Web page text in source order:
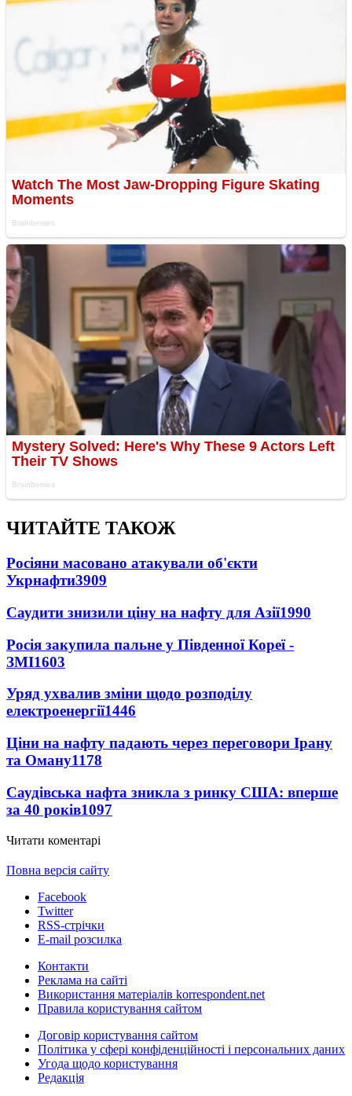
ЧИТАЙТЕ ТАКОЖ
Росіяни масовано атакували об'єкти
Укрнафти3909
Саудити знизили ціну на нафту для Азії1990
Росія закупила пальне у Південної Кореї -
ЗМІ1603
Уряд ухвалив зміни щодо розподілу
електроенергії1446
Ціни на нафту падають через переговори Ірану
та Оману1178
Саудівська нафта зникла з ринку США: вперше
за 40 років1097
Читати коментарі
Повна версія сайту
Facebook
Twitter
RSS-стрічки
E-mail розсилка
Контакти
Реклама на сайті
Використання матеріалів korrespondent.net
Правила користування сайтом
Договір користування сайтом
Політика у сфері конфіденційності і персональних даних
Угода щодо користування
Редакція